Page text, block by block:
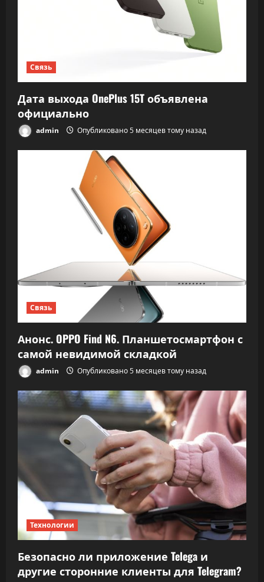
Связь
Дата выхода OnePlus 15T объявлена
официально
admin Опубликовано 5 месяцев тому назад
Связь
Анонс. OPPO Find N6. Планшетосмартфон с
самой невидимой складкой
admin Опубликовано 5 месяцев тому назад
Технологии
Безопасно ли приложение Telega и
другие сторонние клиенты для Telegram?